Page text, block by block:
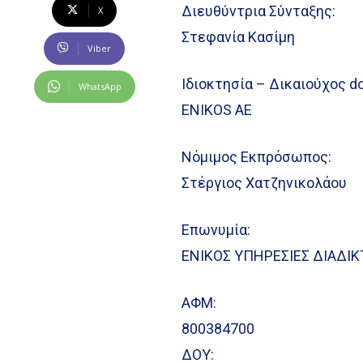
X
Viber
WhatsApp
Διευθύντρια Σύνταξης:
Στεφανία Κασίμη
Ιδιοκτησία – Δικαιούχος
ENIKOS AE
Νόμιμος Εκπρόσωπος:
Στέργιος Χατζηνικολάου
Επωνυμία:
ΕΝΙΚΟΣ ΥΠΗΡΕΣΙΕΣ
ΑΦΜ:
800384700
ΔΟΥ: